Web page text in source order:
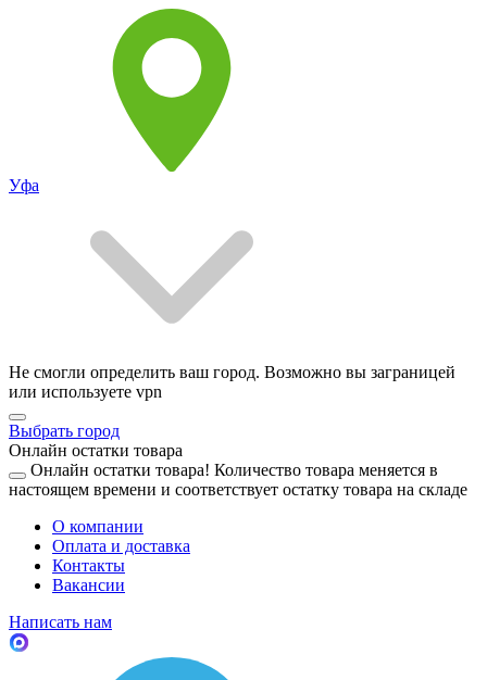
Уфа
Не смогли определить ваш город. Возможно вы заграницей
или используете vpn
Выбрать город
Онлайн остатки товара
Онлайн остатки товара! Количество товара меняется в
настоящем времени и соответствует остатку товара на складе
О компании
Оплата и доставка
Контакты
Вакансии
Написать нам